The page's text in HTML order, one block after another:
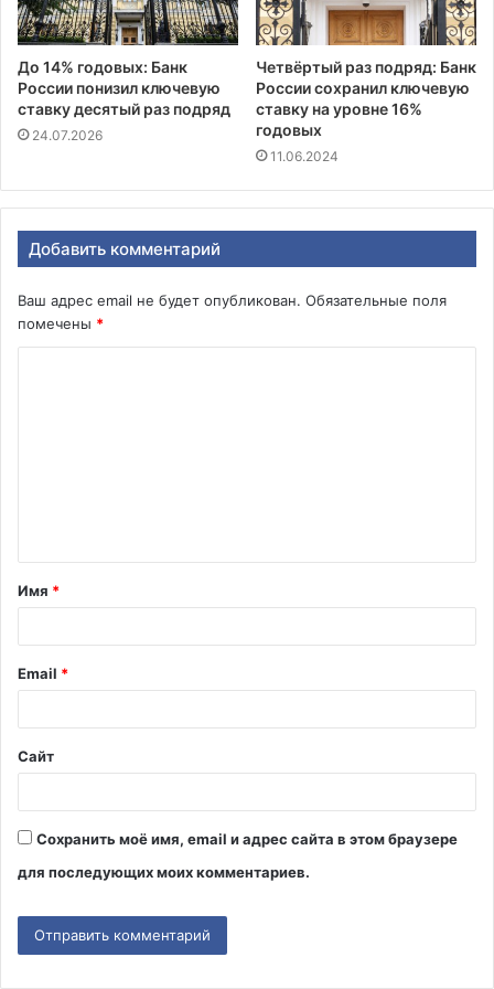
До 14% годовых: Банк
России понизил ключевую
ставку десятый раз подряд
24.07.2026
Четвёртый раз подряд: Банк
России сохранил ключевую
ставку на уровне 16%
годовых
11.06.2024
Добавить комментарий
Ваш адрес email не будет опубликован. Обязательные поля
помечены *
т
а
й
*
Имя *
Email *
Сайт
Сохранить моё имя, email и адрес сайта в этом браузере
для последующих моих комментариев.